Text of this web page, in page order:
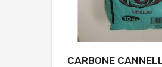
CARBONE